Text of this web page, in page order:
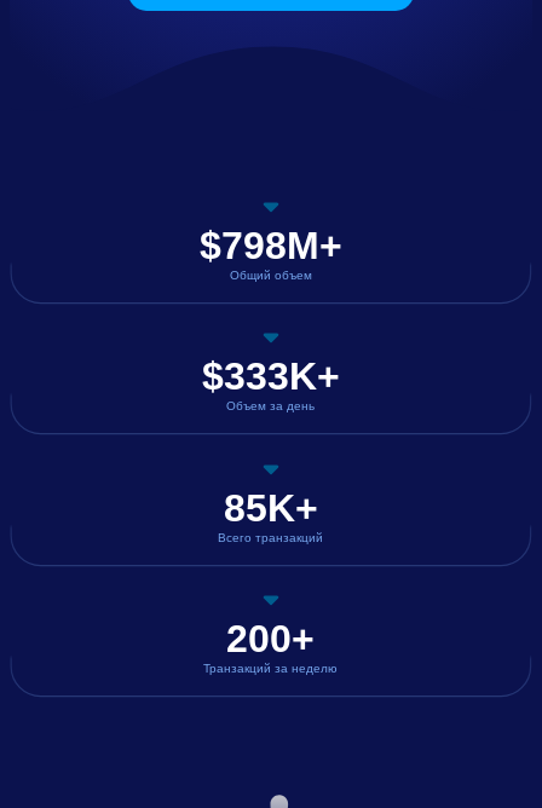
$798M+
Общий объем
$333K+
Объем за день
85K+
Всего транзакций
200+
Транзакций за неделю